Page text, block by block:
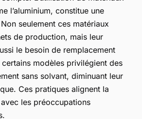
l’aluminium, constitue une
seulement ces matériaux
de production, mais leur
le besoin de remplacement
modèles privilégient des
sans solvant, diminuant leur
Ces pratiques alignent la
les préoccupations